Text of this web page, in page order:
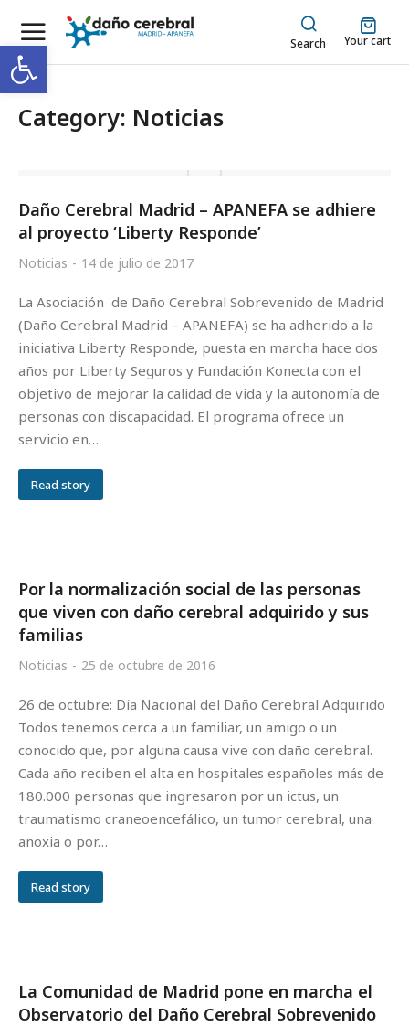
Abrir barra de herramientas Search Your cart
Category: Noticias
Daño Cerebral Madrid – APANEFA se adhiere
al proyecto ‘Liberty Responde’
Noticias 14 de julio de 2017
La Asociación de Daño Cerebral Sobrevenido de Madrid
(Daño Cerebral Madrid – APANEFA) se ha adherido a la
iniciativa Liberty Responde, puesta en marcha hace dos
años por Liberty Seguros y Fundación Konecta con el
objetivo de mejorar la calidad de vida y la autonomía de
personas con discapacidad. El programa ofrece un
servicio en…
Read story
Por la normalización social de las personas
que viven con daño cerebral adquirido y sus
familias
Noticias 25 de octubre de 2016
26 de octubre: Día Nacional del Daño Cerebral Adquirido
Todos tenemos cerca a un familiar, un amigo o un
conocido que, por alguna causa vive con daño cerebral.
Cada año reciben el alta en hospitales españoles más de
180.000 personas que ingresaron por un ictus, un
traumatismo craneoencefálico, un tumor cerebral, una
anoxia o por…
Read story
La Comunidad de Madrid pone en marcha el
Observatorio del Daño Cerebral Sobrevenido